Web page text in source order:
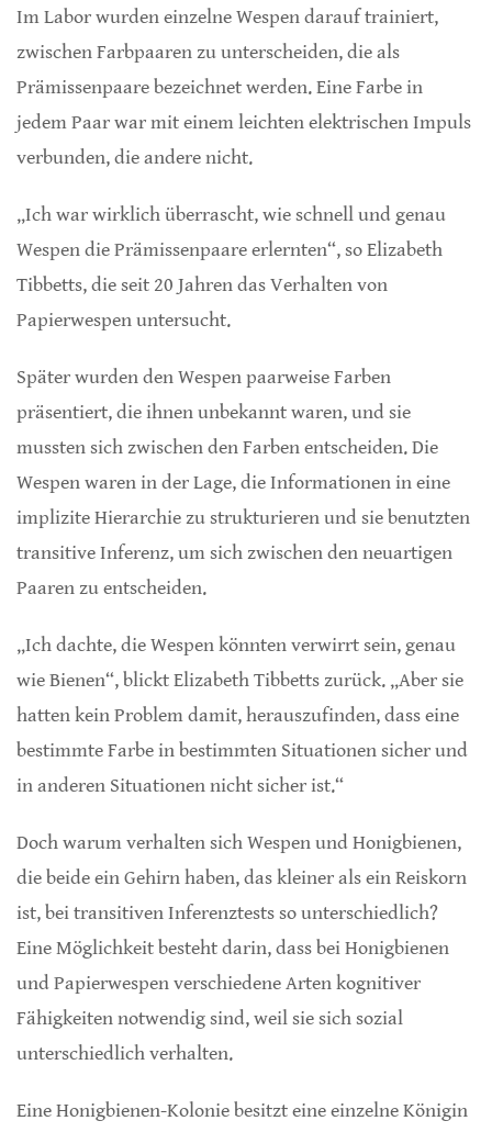
Im Labor wurden einzelne Wespen darauf trainiert,
zwischen Farbpaaren zu unterscheiden, die als
Prämissenpaare bezeichnet werden. Eine Farbe in
jedem Paar war mit einem leichten elektrischen Impuls
verbunden, die andere nicht.
„Ich war wirklich überrascht, wie schnell und genau
Wespen die Prämissenpaare erlernten“, so Elizabeth
Tibbetts, die seit 20 Jahren das Verhalten von
Papierwespen untersucht.
Später wurden den Wespen paarweise Farben
präsentiert, die ihnen unbekannt waren, und sie
mussten sich zwischen den Farben entscheiden. Die
Wespen waren in der Lage, die Informationen in eine
implizite Hierarchie zu strukturieren und sie benutzten
transitive Inferenz, um sich zwischen den neuartigen
Paaren zu entscheiden.
„Ich dachte, die Wespen könnten verwirrt sein, genau
wie Bienen“, blickt Elizabeth Tibbetts zurück. „Aber sie
hatten kein Problem damit, herauszufinden, dass eine
bestimmte Farbe in bestimmten Situationen sicher und
in anderen Situationen nicht sicher ist.“
Doch warum verhalten sich Wespen und Honigbienen,
die beide ein Gehirn haben, das kleiner als ein Reiskorn
ist, bei transitiven Inferenztests so unterschiedlich?
Eine Möglichkeit besteht darin, dass bei Honigbienen
und Papierwespen verschiedene Arten kognitiver
Fähigkeiten notwendig sind, weil sie sich sozial
unterschiedlich verhalten.
Eine Honigbienen-Kolonie besitzt eine einzelne Königin